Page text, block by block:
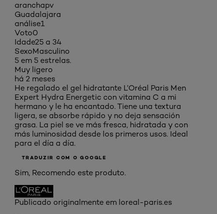
aranchapv
Guadalajara
análise1
Voto0
Idade25 a 34
SexoMasculino
5 em 5 estrelas.
Muy ligero
há 2 meses
He regalado el gel hidratante L’Oréal Paris Men
Expert Hydra Energetic con vitamina C a mi
hermano y le ha encantado. Tiene una textura
ligera, se absorbe rápido y no deja sensación
grasa. La piel se ve más fresca, hidratada y con
más luminosidad desde los primeros usos. Ideal
para el día a día.
TRADUZIR COM O GOOGLE
Sim, Recomendo este produto.
Publicado originalmente em loreal-paris.es